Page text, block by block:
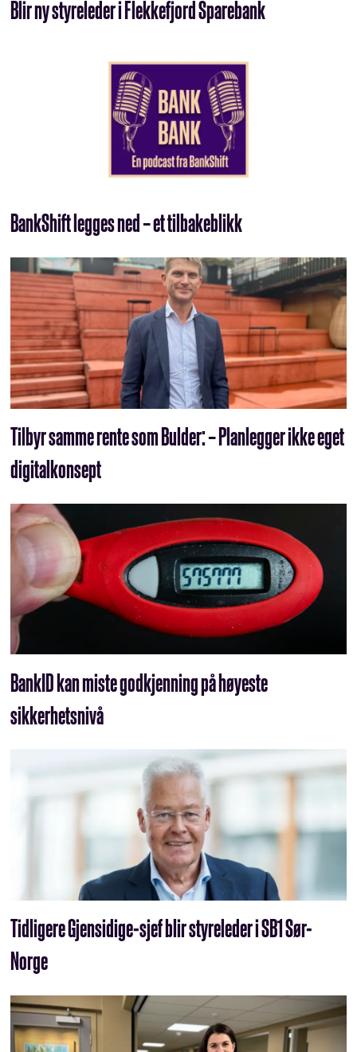
Blir ny styreleder i Flekkefjord Sparebank
BankShift legges ned – et tilbakeblikk
Tilbyr samme rente som Bulder: – Planlegger ikke eget
digitalkonsept
BankID kan miste godkjenning på høyeste
sikkerhetsnivå
Tidligere Gjensidige-sjef blir styreleder i SB1 Sør-
Norge